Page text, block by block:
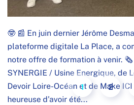
🤓 📰 En juin dernier Jérôme
plateforme digitale La Place, a
notre offre de formation à venir. 🗞
SYNERGIE / Usine Energique, de
Devoir Loire-Océan et de Make
heureuse d’avoir été...
1 2